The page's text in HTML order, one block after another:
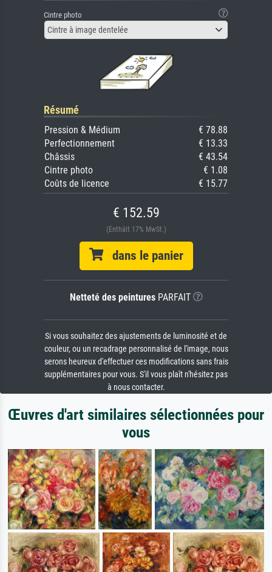
Cintre photo
Cintre à image dentelée
Résumé
Pression & Médium
€ 78.88
Perfectionnement
€ 13.33
Châssis
€ 43.54
Cintre photo
€ 1.08
Coûts de licence
€ 15.77
€ 152.59
(Enthält 17% MwSt.)
dans le panier
Netteté des peinturesPARFAIT
Si vous souhaitez des ajustements de luminosité et de
couleur, ou un recadrage personnalisé de l'image, nous
serons heureux d'effectuer ces modifications sans frais
supplémentaires pour vous. S'il vous plaît n'hésitez pas
à nous contacter.
Œuvres d'art similaires sélectionnées pour
vous